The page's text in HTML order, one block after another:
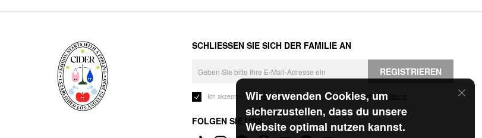
Wir verwenden Cookies, um
sicherzustellen, dass du unsere
Website optimal nutzen kannst.
SCHLIESSEN SIE SICH DER FAMILIE AN
REGISTRIEREN
Ich akzeptiere dieGeschäftsbedingungen und die Datenschutzerklärung
FOLGEN SIE UNS